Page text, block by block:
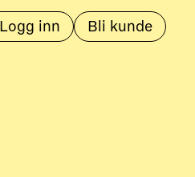
Logg inn Bli kunde